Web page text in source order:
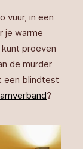
vuur, in een
je warme
proeven
de murder
een blindtest
?